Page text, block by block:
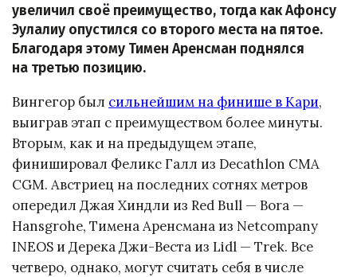
увеличил своё преимущество, тогда как Афонсу
Эулалиу опустился со второго места на пятое.
Благодаря этому Тимен Аренсман поднялся
на третью позицию.
Вингегор был сильнейшим на финише в Кари,
выиграв этап с преимуществом более минуты.
Вторым, как и на предыдущем этапе,
финишировал Феликс Галл из Decathlon CMA
CGM. Австриец на последних сотнях метров
опередил Джая Хиндли из Red Bull — Bora —
Hansgrohe, Тимена Аренсмана из Netcompany
INEOS и Дерека Джи-Веста из Lidl — Trek. Все
четверо, однако, могут считать себя в числе